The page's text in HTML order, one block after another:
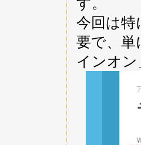
今回は
要で、単
インオ